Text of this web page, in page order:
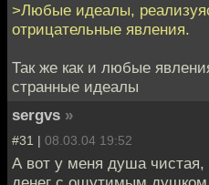
>Любые идеалы,
отрицательные явления.
Так же как и любые
странные идеалы
sergvs »
#31 | 08.03.04 19:52
А вот у меня душа чистая,